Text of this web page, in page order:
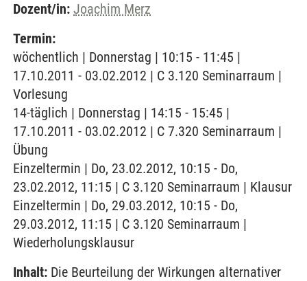
Dozent/in: Joachim Merz
Termin:
wöchentlich | Donnerstag | 10:15 - 11:45 |
17.10.2011 - 03.02.2012 | C 3.120 Seminarraum |
Vorlesung
14-täglich | Donnerstag | 14:15 - 15:45 |
17.10.2011 - 03.02.2012 | C 7.320 Seminarraum |
Übung
Einzeltermin | Do, 23.02.2012, 10:15 - Do,
23.02.2012, 11:15 | C 3.120 Seminarraum | Klausur
Einzeltermin | Do, 29.03.2012, 10:15 - Do,
29.03.2012, 11:15 | C 3.120 Seminarraum |
Wiederholungsklausur
Inhalt: Die Beurteilung der Wirkungen alternativer